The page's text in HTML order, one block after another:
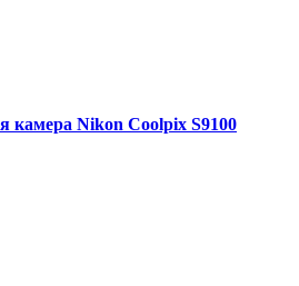
камера Nikon Coolpix S9100